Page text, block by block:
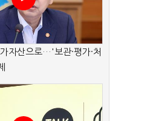
자산으로…'보관·평가·처